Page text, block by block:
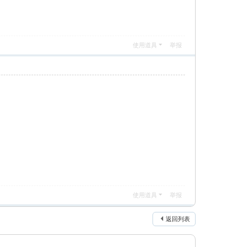
使用道具 举报
使用道具 举报
返回列表